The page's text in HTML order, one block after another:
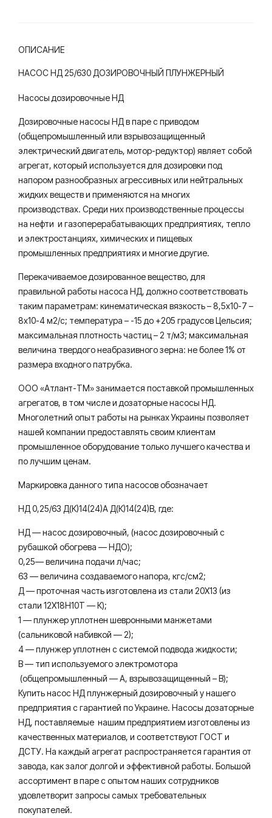
ОПИСАНИЕ
НАСОС НД 25/630 ДОЗИРОВОЧНЫЙ ПЛУНЖЕРНЫЙ
Насосы дозировочные НД
Дозировочные насосы НД в паре с приводом
(общепромышленный или взрывозащищенный
электрический двигатель, мотор-редуктор) являет собой
агрегат, который используется для дозировки под
напором разнообразных агрессивных или нейтральных
жидких веществ и применяются на многих
производствах. Среди них производственные процессы
на нефти и газоперерабатывающих предприятиях, тепло
и электростанциях, химических и пищевых
промышленных предприятиях и многие другие.
Перекачиваемое дозированное вещество, для
правильной работы насоса НД, должно соответствовать
таким параметрам: кинематическая вязкость – 8,5х10-7 –
8х10-4 м2/с; температура – -15 до +205 градусов Цельсия;
максимальная плотность частиц – 2 т/м3; максимальная
величина твердого неабразивного зерна: не более 1% от
размера входного патрубка.
ООО «Атлант-ТМ» занимается поставкой промышленных
агрегатов, в том числе и дозаторные насосы НД.
Многолетний опыт работы на рынках Украины позволяет
нашей компании предоставлять своим клиентам
промышленное оборудование только лучшего качества и
по лучшим ценам.
Маркировка данного типа насосов обозначает
НД 0,25/63 Д(К)14(24)А Д(К)14(24)В, где:
НД — насос дозировочный, (насос дозировочный с
рубашкой обогрева — НДО);
0,25— величина подачи л/час;
63 — величина создаваемого напора, кгс/см2;
Д — проточная часть изготовлена из стали 20Х13 (из
стали 12Х18Н10Т — К);
1 — плунжер уплотнен шевронными манжетами
(сальниковой набивкой — 2);
4 — плунжер уплотнен с системой подвода жидкости;
В — тип используемого электромотора
(общепромышленный — А, взрывозащищенный – В);
Купить насос НД плунжерный дозировочный у нашего
предприятия с гарантией по Украине. Насосы дозаторные
НД, поставляемые нашим предприятием изготовлены из
качественных материалов, и соответствуют ГОСТ и
ДСТУ. На каждый агрегат распространяется гарантия от
завода, как залог долгой и эффективной работы. Большой
ассортимент в паре с опытом наших сотрудников
удовлетворит запросы самых требовательных
покупателей.